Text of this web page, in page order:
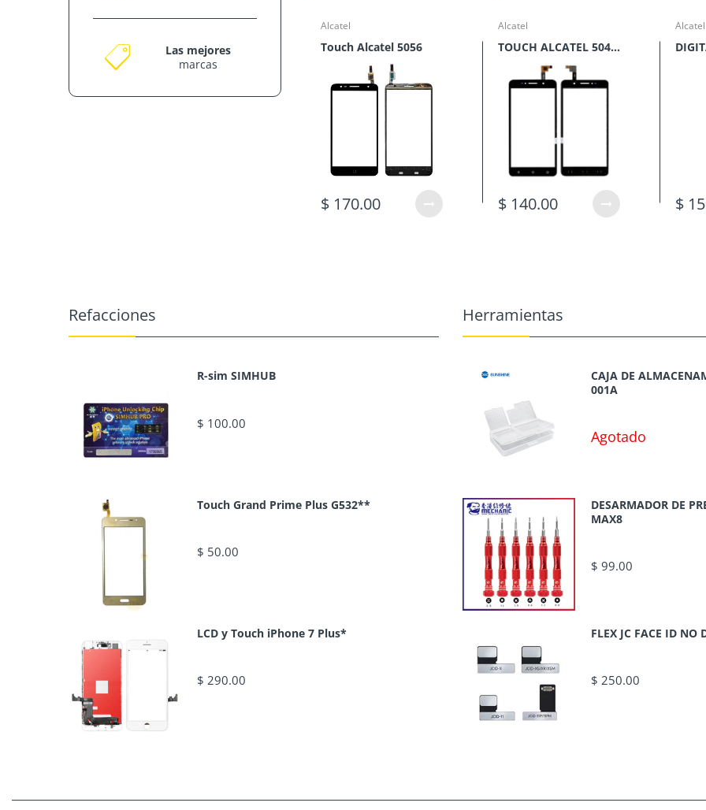
Las mejores
marcas
Alcatel
Touch Alcatel 5056
$ 170.00
Alcatel
TOUCH ALCATEL 5044R V.D.
$ 140.00
Alcatel
$
Refacciones
R-sim SIMHUB
$ 100.00
Touch Grand Prime Plus G532**
$ 50.00
LCD y Touch iPhone 7 Plus*
$ 290.00
Herramientas
CAJA DE
001A
Agotado
DESARMADOR DE
MAX8
$ 99.00
FLEX JC FACE ID NO
$ 250.00